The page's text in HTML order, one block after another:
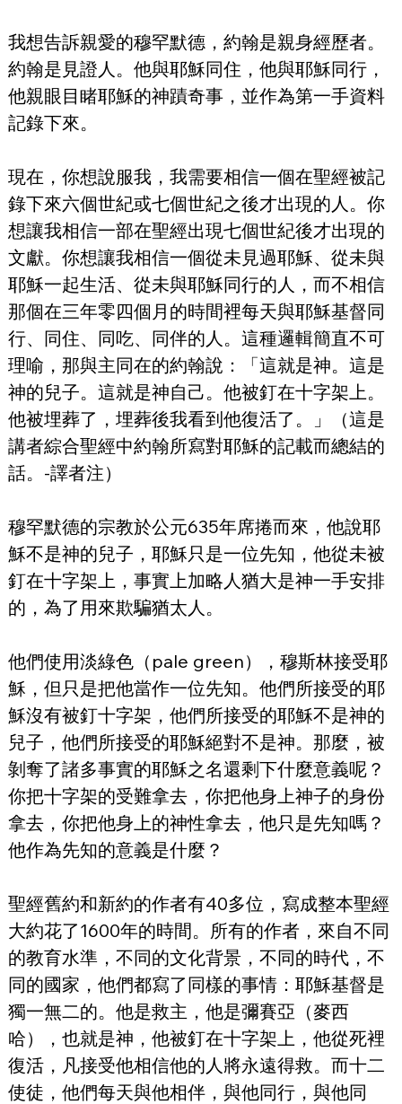
我想告訴親愛的穆罕默德，約翰是親身經歷者。
約翰是見證人。他與耶穌同住，他與耶穌同行，
他親眼目睹耶穌的神蹟奇事，並作為第一手資料
記錄下來。
現在，你想說服我，我需要相信一個在聖經被記
錄下來六個世紀或七個世紀之後才出現的人。你
想讓我相信一部在聖經出現七個世紀後才出現的
文獻。你想讓我相信一個從未見過耶穌、從未與
耶穌一起生活、從未與耶穌同行的人，而不相信
那個在三年零四個月的時間裡每天與耶穌基督同
行、同住、同吃、同伴的人。這種邏輯簡直不可
理喻，那與主同在的約翰說：「這就是神。這是
神的兒子。這就是神自己。他被釘在十字架上。
他被埋葬了，埋葬後我看到他復活了。」（這是
講者綜合聖經中約翰所寫對耶穌的記載而總結的
話。-譯者注）
穆罕默德的宗教於公元635年席捲而來，他說耶
穌不是神的兒子，耶穌只是一位先知，他從未被
釘在十字架上，事實上加略人猶大是神一手安排
的，為了用來欺騙猶太人。
他們使用淡綠色（pale green），穆斯林接受耶
穌，但只是把他當作一位先知。他們所接受的耶
穌沒有被釘十字架，他們所接受的耶穌不是神的
兒子，他們所接受的耶穌絕對不是神。那麼，被
剝奪了諸多事實的耶穌之名還剩下什麼意義呢？
你把十字架的受難拿去，你把他身上神子的身份
拿去，你把他身上的神性拿去，他只是先知嗎？
他作為先知的意義是什麼？
聖經舊約和新約的作者有40多位，寫成整本聖經
大約花了1600年的時間。所有的作者，來自不同
的教育水準，不同的文化背景，不同的時代，不
同的國家，他們都寫了同樣的事情：耶穌基督是
獨一無二的。他是救主，他是彌賽亞（麥西
哈），也就是神，他被釘在十字架上，他從死裡
復活，凡接受他相信他的人將永遠得救。而十二
使徒，他們每天與他相伴，與他同行，與他同